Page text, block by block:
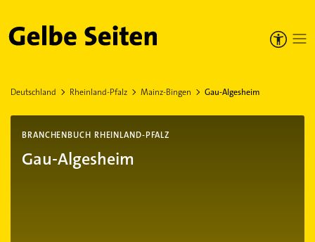
Gelbe Seiten
Deutschland Rheinland-Pfalz Mainz-Bingen Gau-Algesheim
BRANCHENBUCH RHEINLAND-PFALZ
Gau-Algesheim